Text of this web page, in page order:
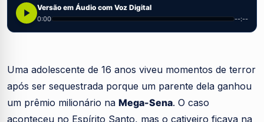
Versão em Áudio com Voz Digital
0:00 --:--
Uma adolescente de 16 anos viveu momentos de terror
após ser sequestrada porque um parente dela ganhou
um prêmio milionário na Mega-Sena. O caso
aconteceu no Espírito Santo, mas o cativeiro ficava na